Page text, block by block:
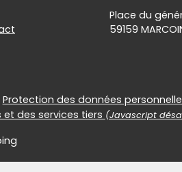
Place du
59159
Protection des données
des services tiers (Javascript